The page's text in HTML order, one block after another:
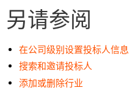
另请参阅
在公司级别设置投标人信息
搜索和邀请投标人
添加或删除行业